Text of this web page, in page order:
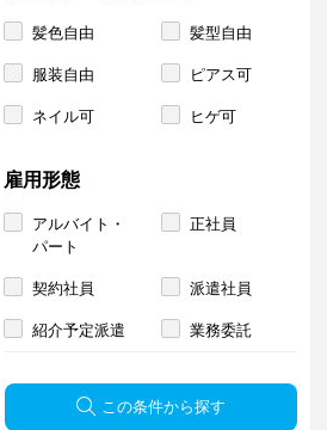
髪色自由 髪型自由
服装自由 ピアス可
ネイル可 ヒゲ可
雇用形態
アルバイト・
パート
正社員
契約社員 派遣社員
紹介予定派遣 業務委託
この条件から探す